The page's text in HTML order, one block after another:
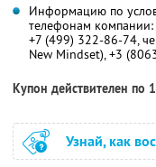
Информацию по
телефонам компании:
+7 (499) 322-86-74,
New Mindset),+3
Купон действителен по
Узнай, как